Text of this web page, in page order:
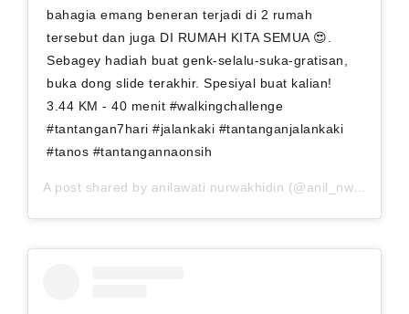
bahagia emang beneran terjadi di 2 rumah
tersebut dan juga DI RUMAH KITA SEMUA 😍.
Sebagey hadiah buat genk-selalu-suka-gratisan,
buka dong slide terakhir. Spesiyal buat kalian!
3.44 KM - 40 menit #walkingchallenge
#tantangan7hari #jalankaki #tantanganjalankaki
#tanos #tantangannaonsih
A post shared by anilawati nurwakhidin (@anil_nw) on